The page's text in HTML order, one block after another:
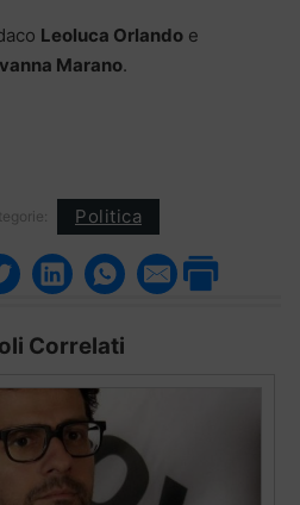
Leoluca Orlando e
Marano.
Politica
Correlati